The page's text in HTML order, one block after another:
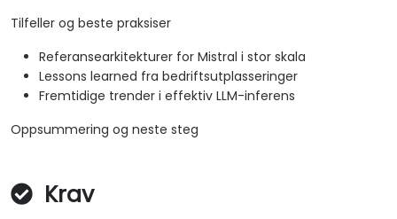
Tilfeller og beste praksiser
Referansearkitekturer for Mistral i stor skala
Lessons learned fra bedriftsutplasseringer
Fremtidige trender i effektiv LLM-inferens
Oppsummering og neste steg
Krav